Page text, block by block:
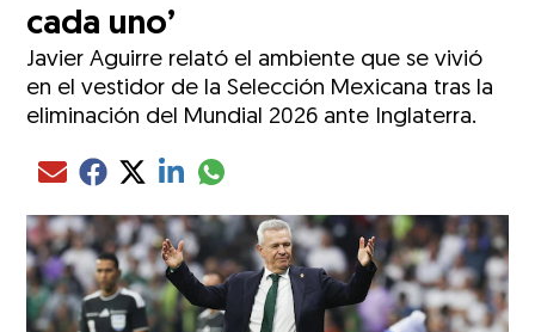
cada uno’
Javier Aguirre relató el ambiente que se vivió
en el vestidor de la Selección Mexicana tras la
eliminación del Mundial 2026 ante Inglaterra.
Compartir el artículo actual mediante Email
Compartir el artículo actual mediante Facebook
Compartir el artículo actual mediante Twitter
Compartir el artículo actual mediante LinkedIn
Compartir el artículo actual mediante